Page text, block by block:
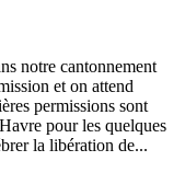
notre cantonnement
et on attend
permissions sont
pour les quelques
la libération de...